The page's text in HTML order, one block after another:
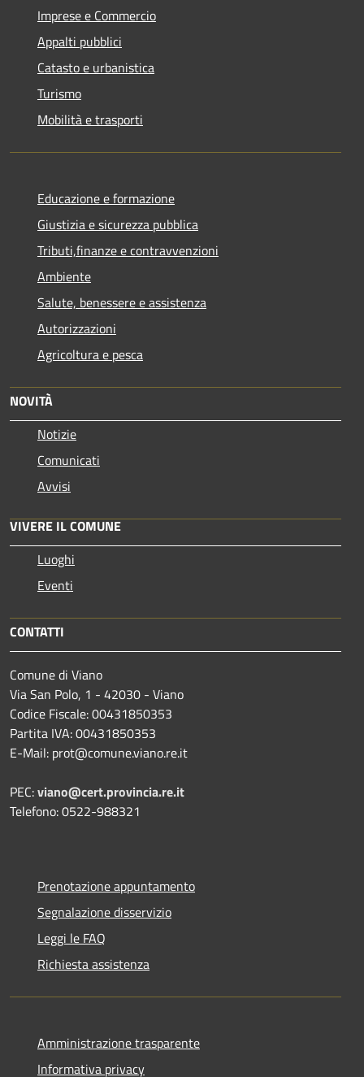
Imprese e Commercio
Appalti pubblici
Catasto e urbanistica
Turismo
Mobilità e trasporti
Educazione e formazione
Giustizia e sicurezza pubblica
Tributi,finanze e contravvenzioni
Ambiente
Salute, benessere e assistenza
Autorizzazioni
Agricoltura e pesca
NOVITÀ
Notizie
Comunicati
Avvisi
VIVERE IL COMUNE
Luoghi
Eventi
CONTATTI
Comune di Viano
Via San Polo, 1 - 42030 - Viano
Codice Fiscale: 00431850353
Partita IVA: 00431850353
E-Mail: prot@comune.viano.re.it
PEC:viano@cert.provincia.re.it
Telefono: 0522-988321
Prenotazione appuntamento
Segnalazione disservizio
Leggi le FAQ
Richiesta assistenza
Amministrazione trasparente
Informativa privacy